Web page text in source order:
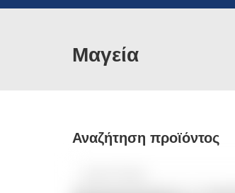
Μαγεία
Αναζήτηση προϊόντος